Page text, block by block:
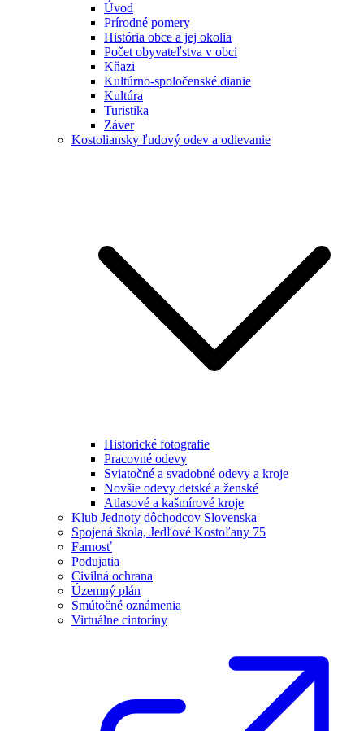
Úvod
Prírodné pomery
História obce a jej okolia
Počet obyvateľstva v obci
Kňazi
Kultúrno-spoločenské dianie
Kultúra
Turistika
Záver
Kostoliansky ľudový odev a odievanie
Historické fotografie
Pracovné odevy
Sviatočné a svadobné odevy a kroje
Novšie odevy detské a ženské
Atlasové a kašmírové kroje
Klub Jednoty dôchodcov Slovenska
Spojená škola, Jedľové Kostoľany 75
Farnosť
Podujatia
Civilná ochrana
Územný plán
Smútočné oznámenia
Virtuálne cintoríny